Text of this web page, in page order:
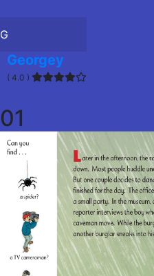
G
Georgey
( 4.0 )
01